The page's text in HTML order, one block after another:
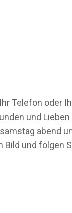
Telefon oder
und
abend
und folgen